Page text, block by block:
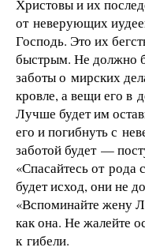
Христовы и их
от неверующих
Господь. Это их
быстрым. Не должно
заботы о мирских
кровле, а вещи его в
Лучше будет им
его и погибнуть с
заботой будет —
«Спасайтесь от рода
будет исход, они не
«Вспоминайте жену
как она. Не жалейте
к гибели.